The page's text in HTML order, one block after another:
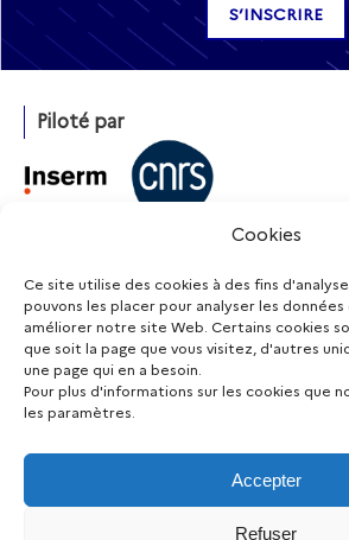
Cookies
Ce site utilise des cookies à des fins
pouvons les placer pour analyser les
améliorer notre site Web. Certains cookies
que soit la page que vous visitez, d'autres
une page qui en a besoin.
Pour plus d'informations sur les cookies que
les paramètres.
Accepter
Refuser
Piloté par
Financé par